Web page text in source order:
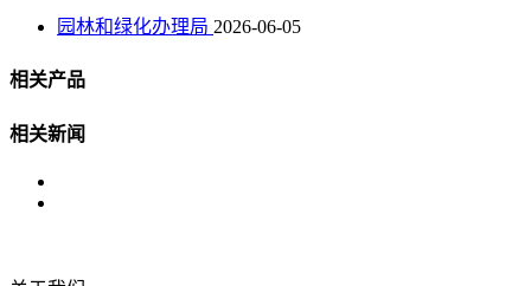
园林和绿化办理局 2026-06-05
相关产品
相关新闻